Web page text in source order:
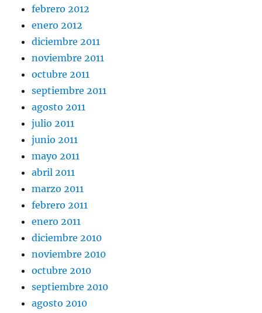
febrero 2012
enero 2012
diciembre 2011
noviembre 2011
octubre 2011
septiembre 2011
agosto 2011
julio 2011
junio 2011
mayo 2011
abril 2011
marzo 2011
febrero 2011
enero 2011
diciembre 2010
noviembre 2010
octubre 2010
septiembre 2010
agosto 2010